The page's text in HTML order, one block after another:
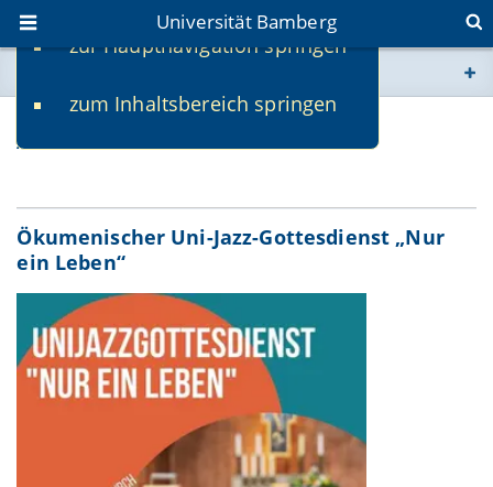
zur Hauptnavigation springen
zum Inhaltsbereich springen
Universität Bamberg
www.uni-bamberg.de
fis.uni-bamberg.de
Archiv 2023
Ökumenischer Uni-Jazz-Gottesdienst „Nur
ein Leben“